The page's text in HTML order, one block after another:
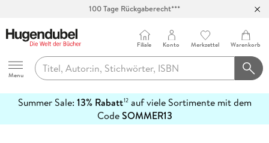
100 Tage Rückgaberecht***
Hugendubel
Menu
Filiale Konto Merkzettel Warenkorb
Summer Sale: 13% Rabatt12auf viele Sortimente mit dem
CodeSOMMER13
erfahren